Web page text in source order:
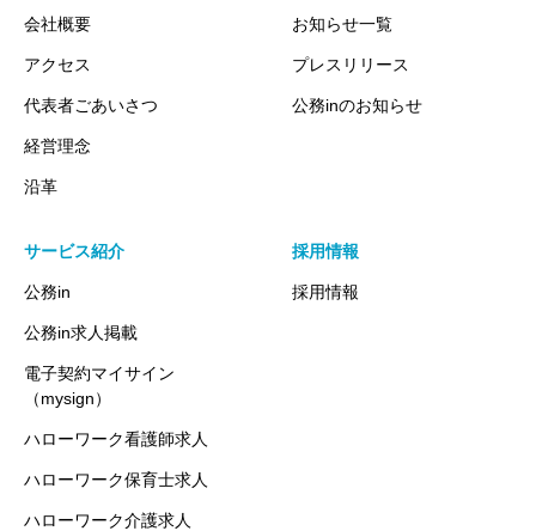
会社概要
アクセス
代表者ごあいさつ
経営理念
沿革
お知らせ一覧
プレスリリース
公務inのお知らせ
サービス紹介
公務in
公務in求人掲載
電子契約マイサイン
（mysign）
ハローワーク看護師求人
ハローワーク保育士求人
ハローワーク介護求人
採用情報
採用情報